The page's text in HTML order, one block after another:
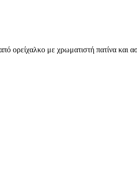
ορείχαλκο με χρωματιστή πατίνα και